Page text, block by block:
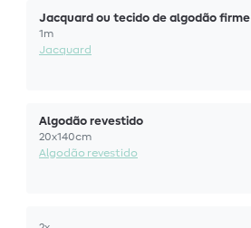
Jacquard ou tecido de algodão firme
1m
Jacquard
Algodão revestido
20x140cm
Algodão revestido